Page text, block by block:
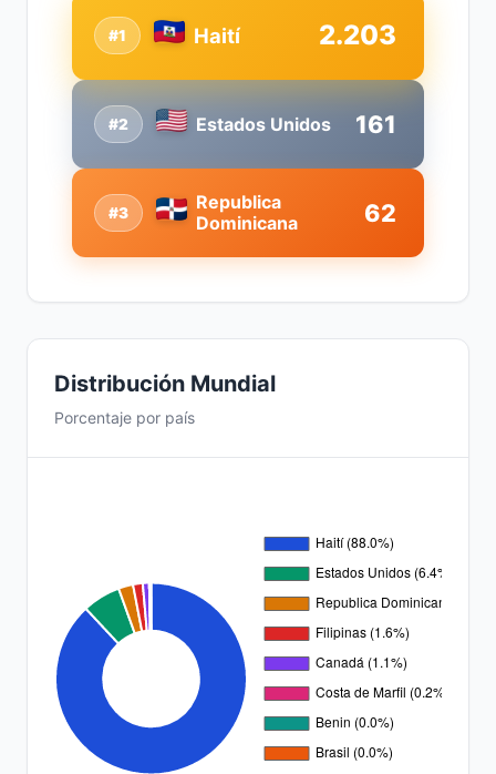
#2 Estados Unidos 161
#1 Haití 2.203
#3
Republica
Dominicana
62
Distribución Mundial
Porcentaje por país